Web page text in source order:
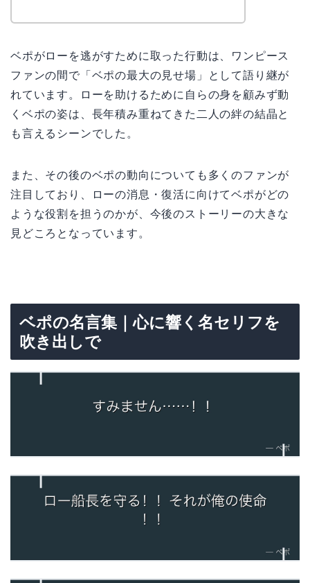
ベポがローを逃がすために取った行動は、ワンピース
ファンの間で「ベポの最大の見せ場」として語り継が
れています。ローを助けるために自らの身を顧みず動
くベポの姿は、長年積み重ねてきた二人の絆の結晶と
も言えるシーンでした。
また、その後のベポの動向についても多くのファンが
注目しており、ローの消息・復活に向けてベポがどの
ような役割を担うのかが、今後のストーリーの大きな
見どころとなっています。
ベポの名言集｜心に響く名セリフを
吹き出しで